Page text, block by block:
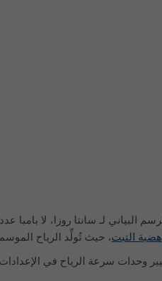
البياني لـ سانتا روزا، لا
هضبة التبت، حيث تُولِّد الرياح
وحدات سرعة الرياح في